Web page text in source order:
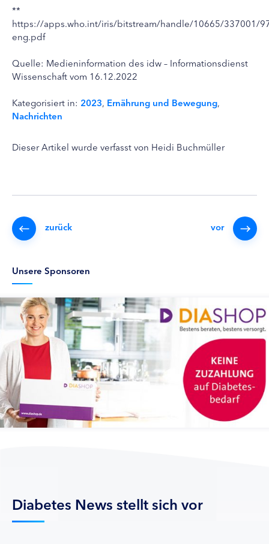
**
https://apps.who.int/iris/bitstream/handle/10665/337001/
eng.pdf
Quelle: Medieninformation des idw – Informationsdienst
Wissenschaft vom 16.12.2022
Kategorisiert in: 2023, Ernährung und Bewegung,
Nachrichten
Dieser Artikel wurde verfasst von Heidi Buchmüller
zurück vor
Unsere Sponsoren
Diabetes News stellt sich vor